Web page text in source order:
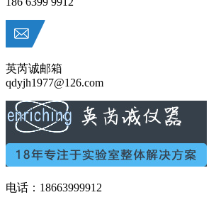
英芮诚邮箱
qdyjh1977@126.com
电话：18663999912